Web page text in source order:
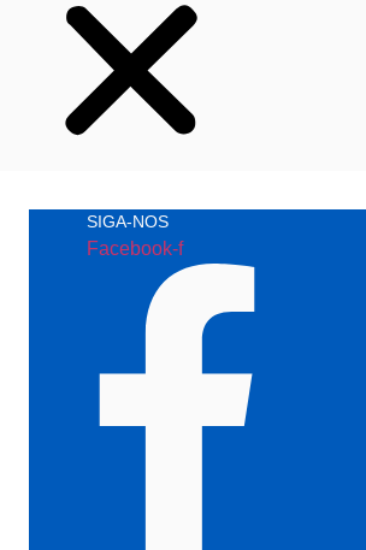
SIGA-NOS
Facebook-f